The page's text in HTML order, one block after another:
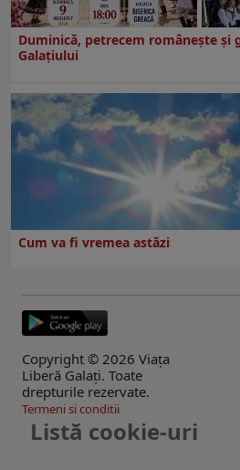
Duminică, petrecem româneşte şi
Galaţiului
Cum va fi vremea astăzi
Copyright © 2026 Viaţa
Liberă Galaţi. Toate
drepturile rezervate.
Termeni si conditii
Listă cookie-uri